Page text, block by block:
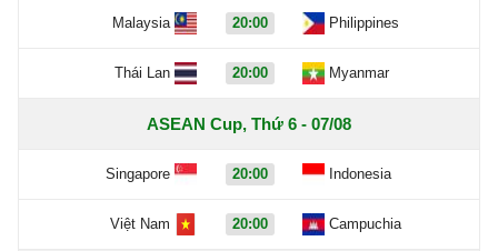
Malaysia 20:00 Philippines
Thái Lan 20:00 Myanmar
ASEAN Cup, Thứ 6 - 07/08
Singapore 20:00 Indonesia
Việt Nam 20:00 Campuchia